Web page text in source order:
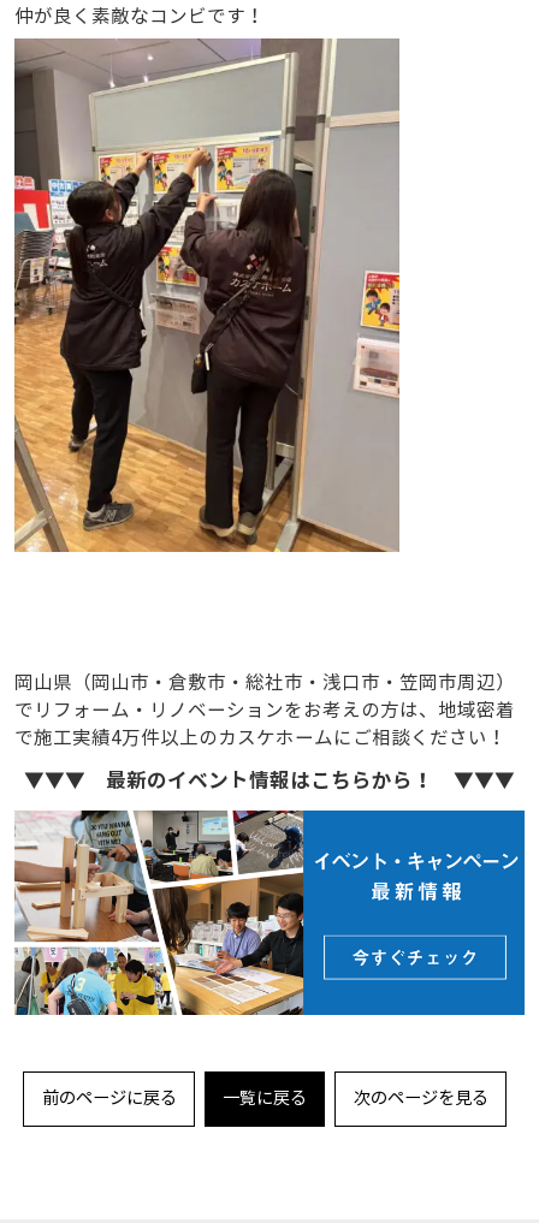
仲が良く素敵なコンビです！
岡山県（岡山市・倉敷市・総社市・浅口市・笠岡市周辺）
でリフォーム・リノベーションをお考えの方は、地域密着
で施工実績4万件以上のカスケホームにご相談ください！
▼▼▼ 最新のイベント情報はこちらから！ ▼▼▼
前のページに戻る 一覧に戻る 次のページを見る